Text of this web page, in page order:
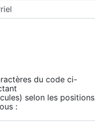
du code ci-
selon les positions
: